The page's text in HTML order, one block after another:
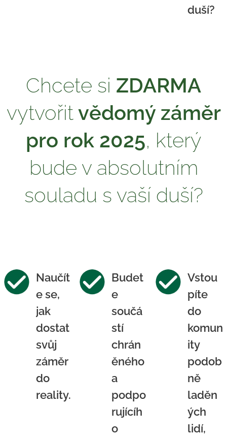
duší?
Chcete si ZDARMA
vytvořitvědomý záměr
pro rok 2025, který
bude v absolutním
souladu s vaší duší?
Naučít
e se,
jak
dostat
svůj
záměr
do
reality.
Budet
e
součá
stí
chrán
ěného
a
podpo
rujícíh
o
Vstou
píte
do
komun
ity
podob
ně
laděn
ých
lidí,